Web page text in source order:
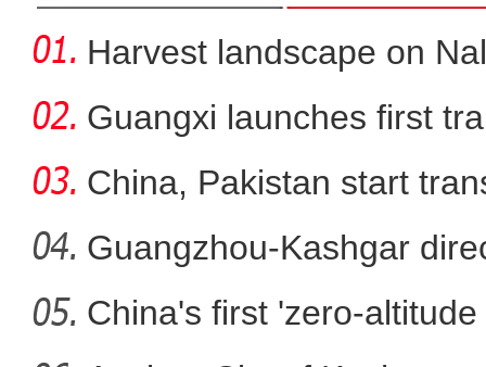
《天山之子张仲瀚》演员逯
Harvest landscape on
Guangxi launches first
China, Pakistan start
Guangzhou-Kashgar
China's first 'zero-